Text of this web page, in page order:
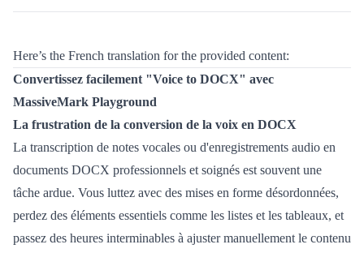
Here’s the French translation for the provided content:
Convertissez facilement "Voice to DOCX" avec
MassiveMark Playground
La frustration de la conversion de la voix en DOCX
La transcription de notes vocales ou d'enregistrements audio en
documents DOCX professionnels et soignés est souvent une
tâche ardue. Vous luttez avec des mises en forme désordonnées,
perdez des éléments essentiels comme les listes et les tableaux, et
passez des heures interminables à ajuster manuellement le contenu